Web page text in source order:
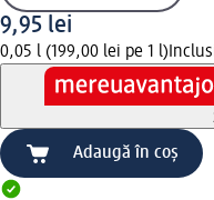
9,95 lei
0,05 l (199,00 lei pe 1 l)
Adaugă în coș